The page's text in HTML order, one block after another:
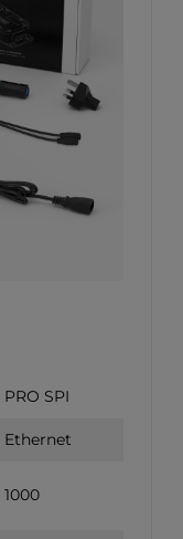
PRO SPI
Ethernet
1000